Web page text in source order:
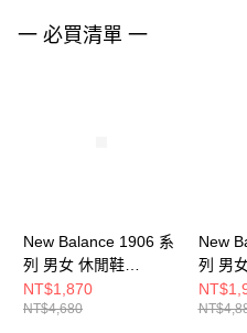
４．使用「AFTEE先享後付」時，將
一 必買清單 一
New Balance 1906 系
列 男女 休閒鞋
M1906REO-D
NT$1,870
NT$4,680
New
列 男